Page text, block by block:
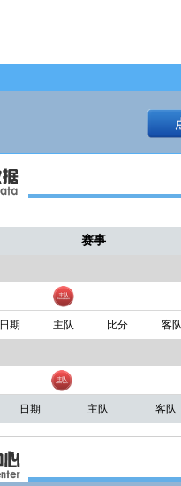
赛事
日期 主队 比分 客队
日期 主队 客队